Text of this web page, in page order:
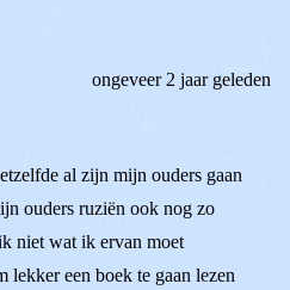
ongeveer 2 jaar geleden
al zijn mijn ouders gaan
ouders ruziën ook nog zo
niet wat ik ervan moet
lekker een boek te gaan lezen